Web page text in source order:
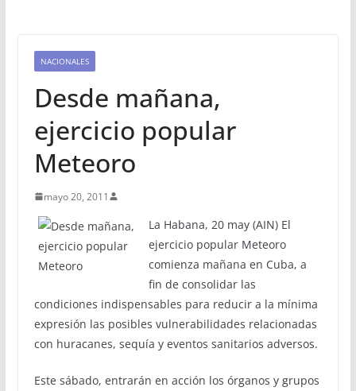
NACIONALES
Desde mañana,
ejercicio popular
Meteoro
mayo 20, 2011
La Habana, 20 may (AIN) El
ejercicio popular Meteoro
comienza mañana en Cuba, a
fin de consolidar las
condiciones indispensables para reducir a la mínima
expresión las posibles vulnerabilidades relacionadas
con huracanes, sequía y eventos sanitarios adversos.
Este sábado, entrarán en acción los órganos y grupos